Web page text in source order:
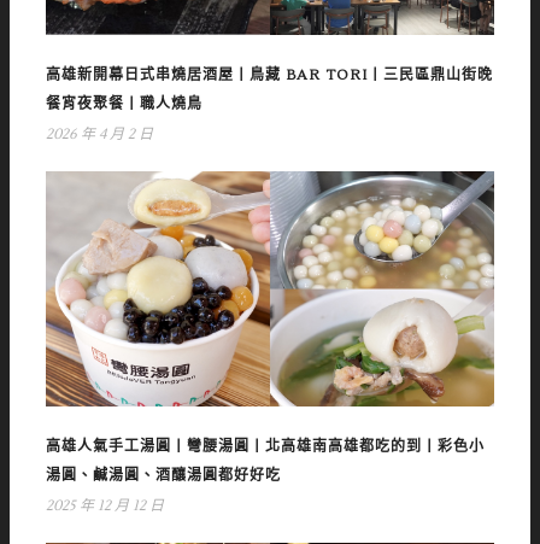
高雄新開幕日式串燒居酒屋丨鳥藏 BAR TORI丨三民區鼎山街晚
餐宵夜聚餐丨職人燒鳥
2026 年 4 月 2 日
高雄人氣手工湯圓丨彎腰湯圓丨北高雄南高雄都吃的到丨彩色小
湯圓、鹹湯圓、酒釀湯圓都好好吃
2025 年 12 月 12 日